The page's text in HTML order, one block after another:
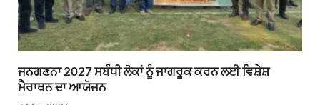
ਜਨਗਣਨਾ 2027 ਸਬੰਧੀ ਲੋਕਾਂ ਨੂੰ ਜਾਗਰੂਕ ਕਰਨ ਲਈ ਵਿਸ਼ੇਸ਼
ਮੈਰਾਥਨ ਦਾ ਆਯੋਜਨ